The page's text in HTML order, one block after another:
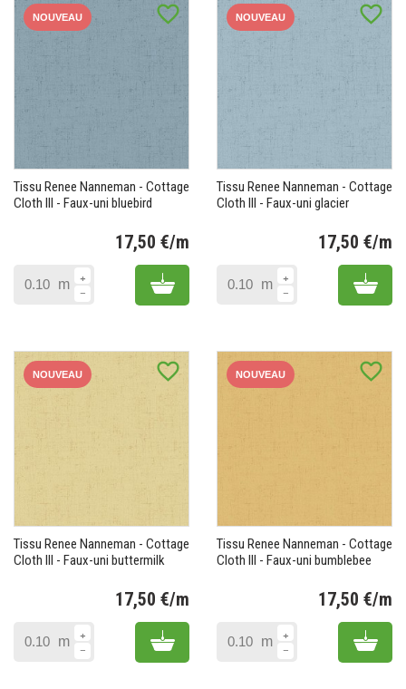
favorite_border
NOUVEAU
Tissu Renee Nanneman - Cottage
Cloth III - Faux-uni bluebird
17,50 €/m
m Add to cart
favorite_border
NOUVEAU
Tissu Renee Nanneman - Cottage
Cloth III - Faux-uni glacier
17,50 €/m
m Add
favorite_border
NOUVEAU
Tissu Renee Nanneman - Cottage
Cloth III - Faux-uni buttermilk
17,50 €/m
m Add to cart
favorite_border
NOUVEAU
Tissu Renee Nanneman - Cottage
Cloth III - Faux-uni bumblebee
17,50 €/m
m Add